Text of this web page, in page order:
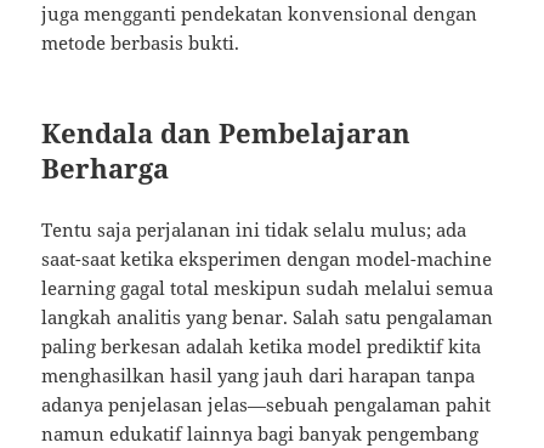
juga mengganti pendekatan konvensional dengan
metode berbasis bukti.
Kendala dan Pembelajaran
Berharga
Tentu saja perjalanan ini tidak selalu mulus; ada
saat-saat ketika eksperimen dengan model-machine
learning gagal total meskipun sudah melalui semua
langkah analitis yang benar. Salah satu pengalaman
paling berkesan adalah ketika model prediktif kita
menghasilkan hasil yang jauh dari harapan tanpa
adanya penjelasan jelas—sebuah pengalaman pahit
namun edukatif lainnya bagi banyak pengembang